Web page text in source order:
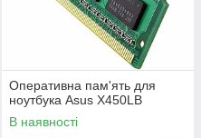
Оперативна пам'ять для
ноутбука Asus X450LB
В наявності